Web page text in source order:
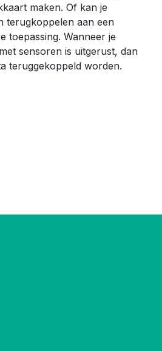
maken. Of kan je
terugkoppelen aan een
toepassing. Wanneer je
sensoren is uitgerust, dan
teruggekoppeld worden.